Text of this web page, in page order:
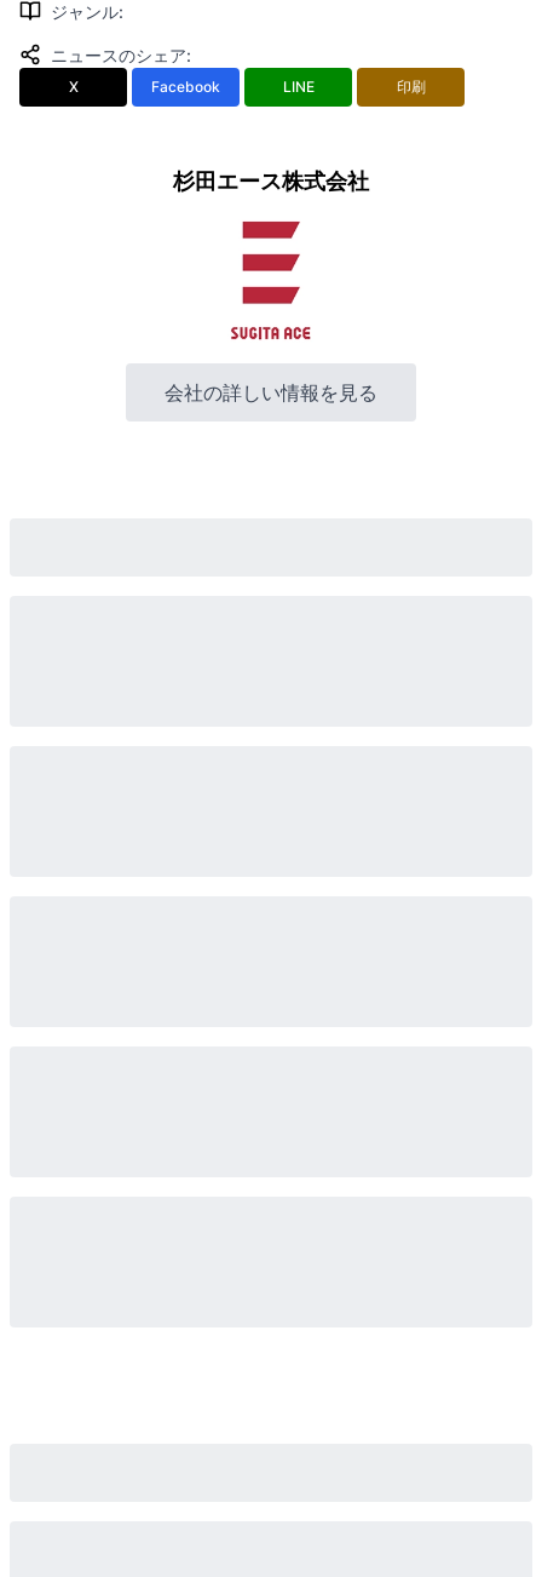
ジャンル:
ニュースのシェア:
X Facebook LINE 印刷
杉田エース株式会社
会社の詳しい情報を見る